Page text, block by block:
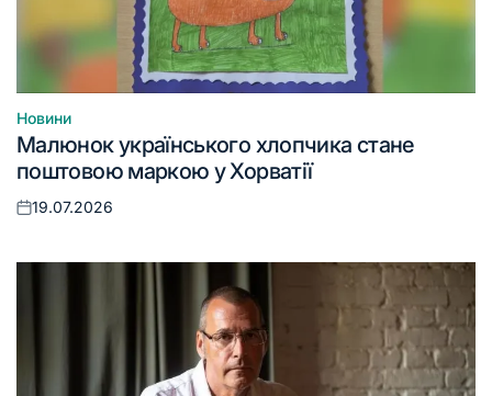
Опублікувати
у
Новини
Малюнок українського хлопчика стане
поштовою маркою у Хорватії
Оприлюднено
19.07.2026